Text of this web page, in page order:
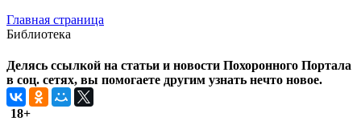
Главная страница
Библиотека
Делясь ссылкой на статьи и новости Похоронного Портала
в соц. сетях, вы помогаете другим узнать нечто новое.
18+